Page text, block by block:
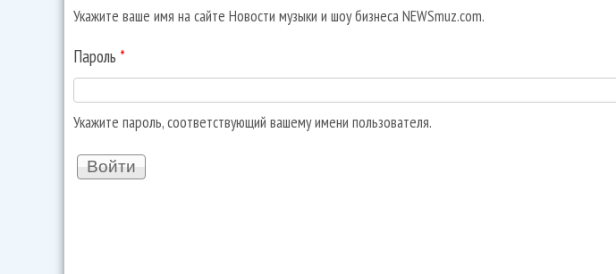
Укажите ваше имя на сайте Новости музыки и шоу бизнеса NEWSmuz.com.
Пароль *
Укажите пароль, соответствующий вашему имени пользователя.